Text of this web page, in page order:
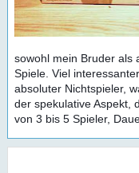
sowohl mein Bruder als
Spiele. Viel
absoluter Nichtspieler,
der spekulative Aspekt,
von 3 bis 5 Spieler,